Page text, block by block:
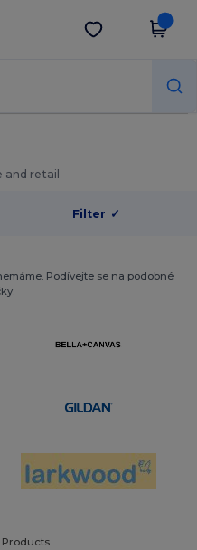
Stáhnout app
and retail
Filter ✓
Podívejte se na podobné